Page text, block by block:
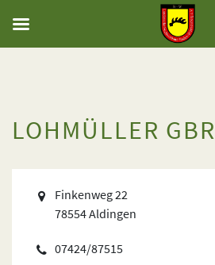
LOHMÜLLER GBR
Finkenweg 22
78554 Aldingen
07424/87515